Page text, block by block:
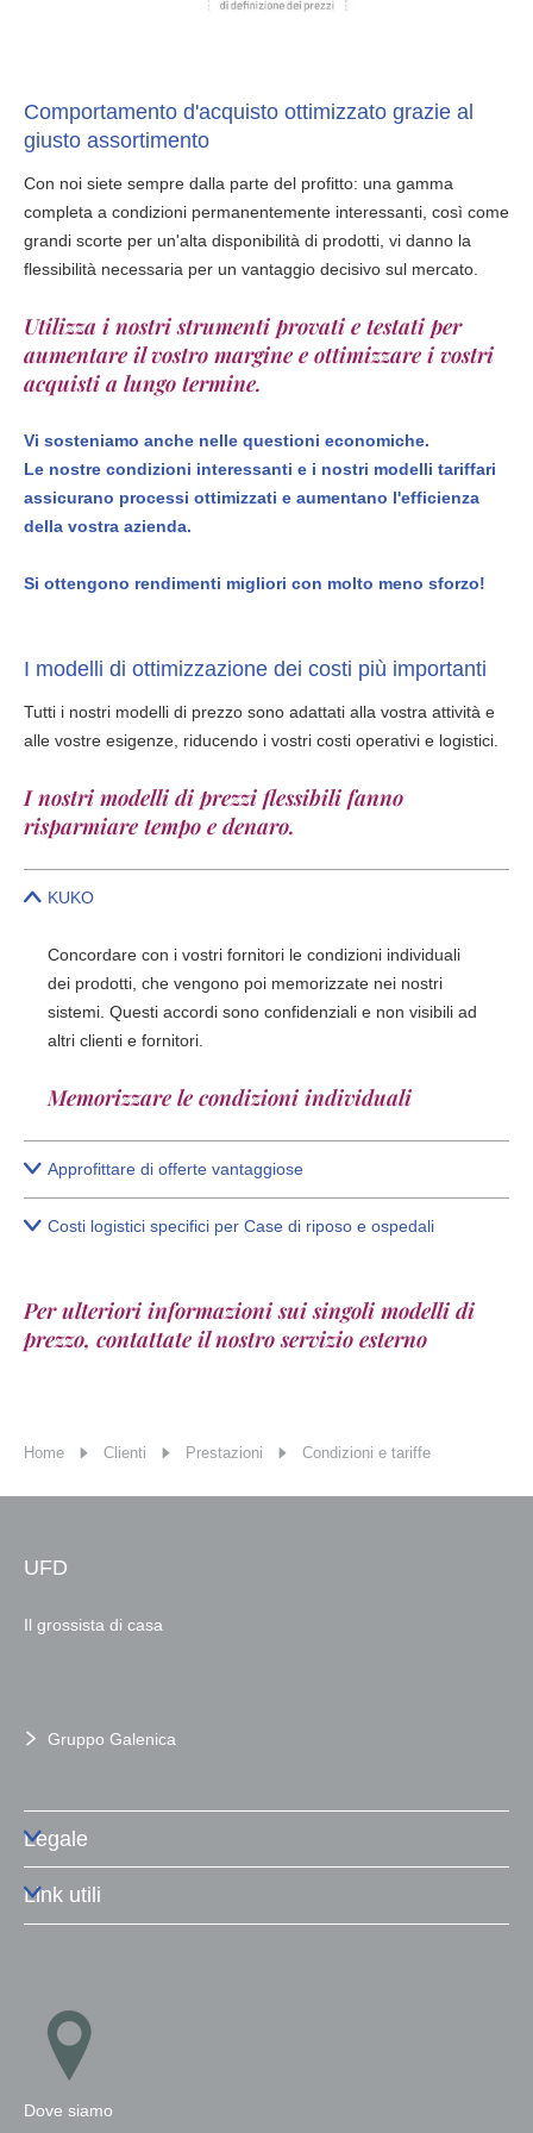
Comportamento d'acquisto ottimizzato grazie al
giusto assortimento
Con noi siete sempre dalla parte del profitto: una gamma
completa a condizioni permanentemente interessanti, così come
grandi scorte per un'alta disponibilità di prodotti, vi danno la
flessibilità necessaria per un vantaggio decisivo sul mercato.
Utilizza i nostri strumenti provati e testati per
aumentare il vostro margine e ottimizzare i vostri
acquisti a lungo termine.
Vi sosteniamo anche nelle questioni economiche.
Le nostre condizioni interessanti e i nostri modelli tariffari
assicurano processi ottimizzati e aumentano l'efficienza
della vostra azienda.
Si ottengono rendimenti migliori con molto meno sforzo!
I modelli di ottimizzazione dei costi più importanti
Tutti i nostri modelli di prezzo sono adattati alla vostra attività e
alle vostre esigenze, riducendo i vostri costi operativi e logistici.
I nostri modelli di prezzi flessibili fanno
risparmiare tempo e denaro.
KUKO
Concordare con i vostri fornitori le condizioni individuali
dei prodotti, che vengono poi memorizzate nei nostri
sistemi. Questi accordi sono confidenziali e non visibili ad
altri clienti e fornitori.
Memorizzare le condizioni individuali
Approfittare di offerte vantaggiose
Costi logistici specifici per Case di riposo e ospedali
Per ulteriori informazioni sui singoli modelli di
prezzo, contattate il nostro servizio esterno
Home Clienti Prestazioni Condizioni e tariffe
UFD
Il grossista di casa
Gruppo Galenica
Legale
Link utili
Dove siamo